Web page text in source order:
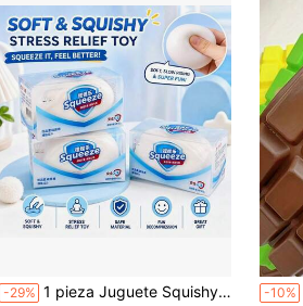
-29% 1 pieza Juguete Squishy de Jabón de Simulación 2026 (Caja de Regalo Incluida) - Juguete Sensorial de Alivio del Estrés para la Punta de los Dedos, Textura Suave Cuadrada, Mejor Vendedor Original, Regalo Sorpresa Perfecto para Cumpleaños, Navidad, Vacaciones y Jugadores -10%